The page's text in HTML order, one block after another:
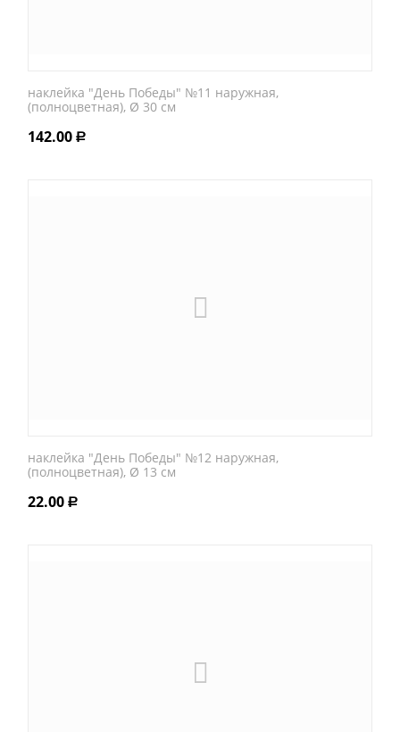
наклейка "День Победы" №11 наружная,
(полноцветная), Ø 30 см
142.00 Р
наклейка "День Победы" №12 наружная,
(полноцветная), Ø 13 см
22.00 Р